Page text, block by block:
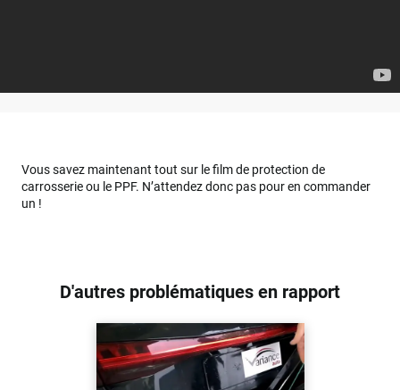
Vous savez maintenant tout sur le film de protection de
carrosserie ou le PPF. N’attendez donc pas pour en commander
un !
D'autres problématiques en rapport